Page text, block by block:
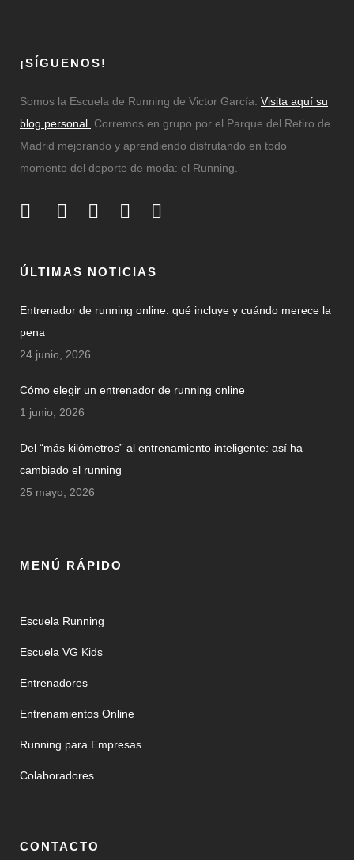
¡SÍGUENOS!
Somos la Escuela de Running de Victor García. Visita aquí su
blog personal. Corremos en grupo por el Parque del Retiro de
Madrid mejorando y aprendiendo disfrutando en todo
momento del deporte de moda: el Running.
ÚLTIMAS NOTICIAS
Entrenador de running online: qué incluye y cuándo merece la
pena
24 junio, 2026
Cómo elegir un entrenador de running online
1 junio, 2026
Del “más kilómetros” al entrenamiento inteligente: así ha
cambiado el running
25 mayo, 2026
MENÚ RÁPIDO
Escuela Running
Escuela VG Kids
Entrenadores
Entrenamientos Online
Running para Empresas
Colaboradores
CONTACTO